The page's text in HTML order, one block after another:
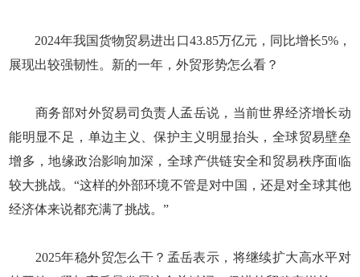
2024年我国货物贸易进出口43.85万亿元，同比增长5%，
展现出较强韧性。新的一年，外贸形势怎么看？
商务部对外贸易司负责人孟岳说，当前世界经济增长动
能明显不足，单边主义、保护主义明显抬头，全球贸易壁垒
增多，地缘政治影响加深，全球产供链安全和贸易秩序面临
较大挑战。“这样的外部环境不管是对中国，还是对全球其他
经济体来说都充满了挑战。”
2025年稳外贸怎么干？孟岳表示，将继续扩大高水平对